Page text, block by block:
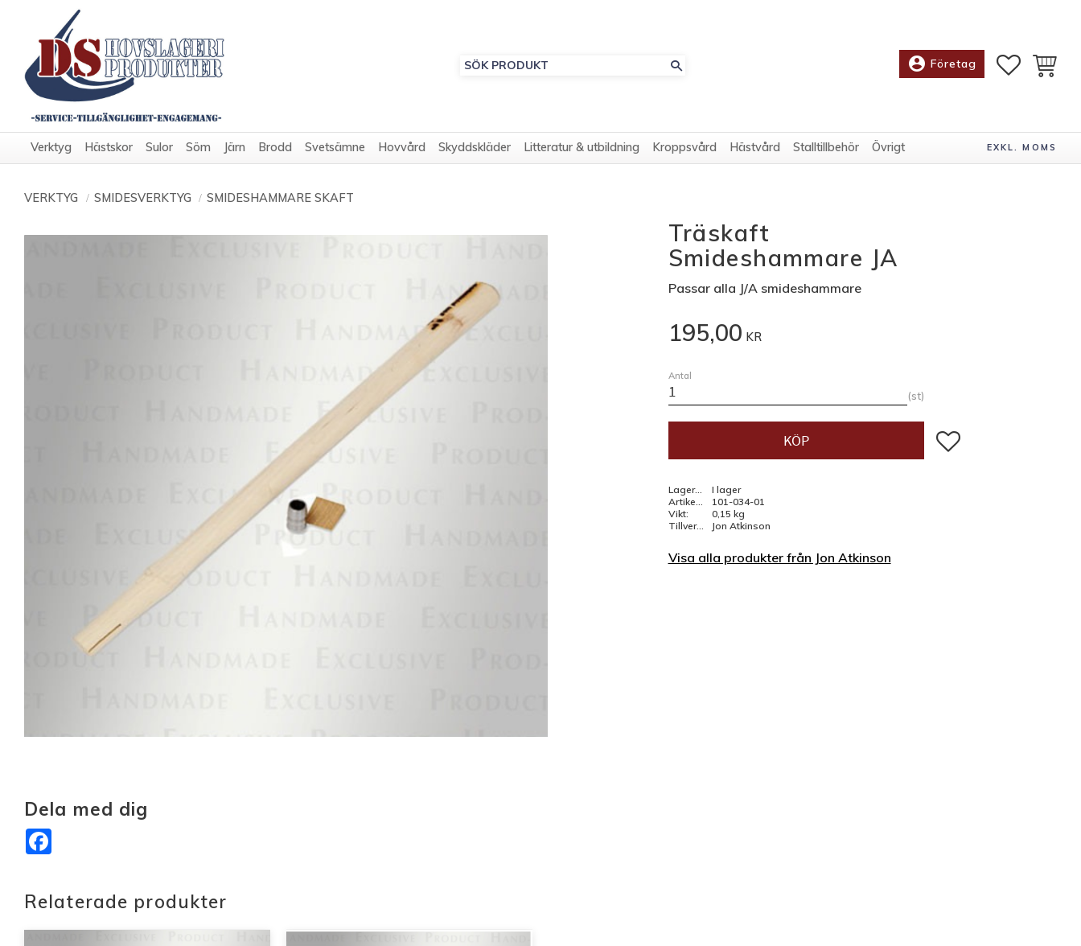
account_circle Företag
Verktyg Hästskor Sulor Söm Järn Brodd Svetsämne Hovvård Skyddskläder Litteratur & utbildning Kroppsvård Hästvård Stalltillbehör Övrigt EXKL. MOMS
VERKTYG SMIDESVERKTYG SMIDESHAMMARE SKAFT
Träskaft
Smideshammare JA
Passar alla J/A smideshammare
195,00 KR
Antal
st
KÖP Lägg till i favoriter
Lagerstatus
I lager
101-034-01
Vikt
0,15 kg
Tillverkare
Jon Atkinson
Visa alla produkter från Jon Atkinson
Dela med dig
Relaterade produkter